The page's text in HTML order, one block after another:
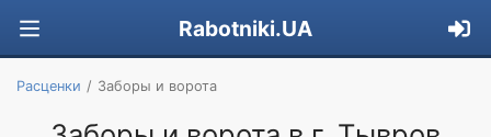
Rabotniki.UA
Расценки Заборы и ворота